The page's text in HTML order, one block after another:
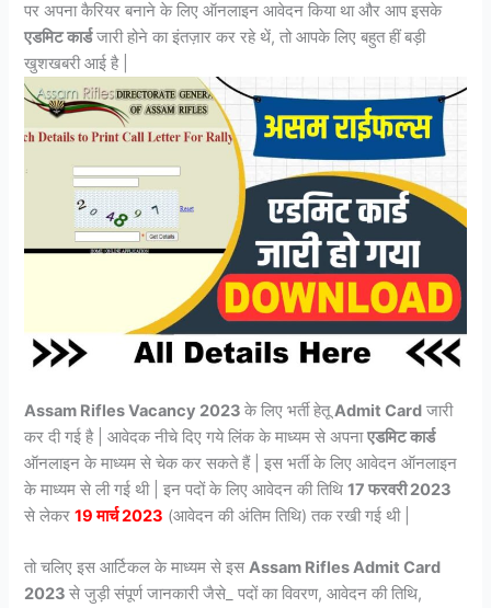
पर अपना कैरियर बनाने के लिए ऑनलाइन आवेदन किया था और आप इसके
एडमिट कार्डजारी होने का इंतज़ार कर रहे थें, तो आपके लिए बहुत हीं बड़ी
खुशखबरी आई है |
Assam Rifles Vacancy 2023के लिए भर्ती हेतू Admit Card जारी
कर दी गई है | आवेदक नीचे दिए गये लिंक के माध्यम से अपनाएडमिट कार्ड
ऑनलाइन के माध्यम से चेक कर सकते हैं | इस भर्ती के लिए आवेदन ऑनलाइन
के माध्यम से ली गई थी | इन पदों के लिए आवेदन की तिथि17 फरवरी 2023
से लेकर 19 मार्च 2023 (आवेदन की अंतिम तिथि) तक रखी गई थी |
तो चलिए इस आर्टिकल के माध्यम से इसAssam Rifles Admit Card
2023से जुड़ी संपूर्ण जानकारी जैसे_ पदों का विवरण, आवेदन की तिथि,